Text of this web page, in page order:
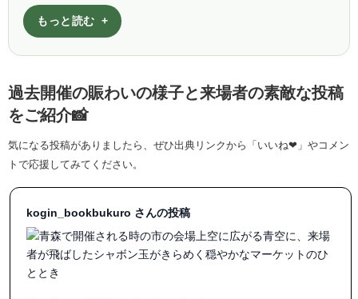
もっと読む
過去開催の賑わいの様子と来場者の素敵な投稿
をご紹介📸
気になる投稿がありましたら、ぜひ出典リンクから「いいね❤」やコメン
トで応援してみてください。
kogin_bookbukuro さんの投稿